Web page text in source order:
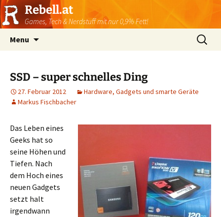
Rebell.at
Games, Tech & Nerdstuff mit nur 0,9% Fett!
Menu
Suchen
nach:
SSD – super schnelles Ding
27. Februar 2012
Hardware, Gadgets und smarte Geräte
Markus Fischbacher
Das Leben eines
Geeks hat so
seine Höhen und
Tiefen. Nach
dem Hoch eines
neuen Gadgets
setzt halt
irgendwann